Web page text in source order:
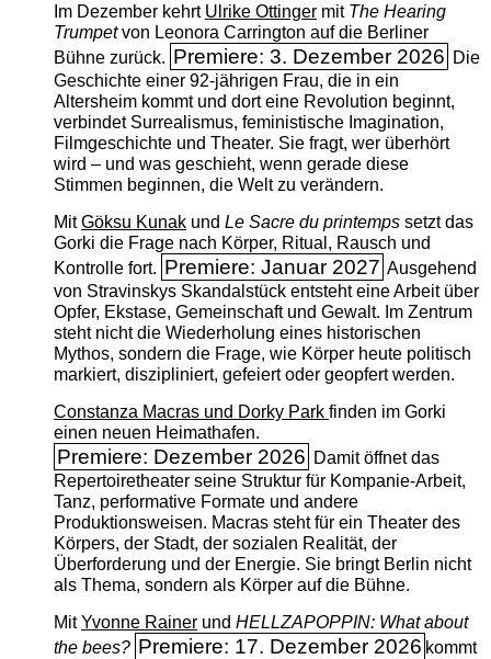
Im Dezember kehrt Ulrike Ottingermit The ­Hearing
Trumpetvon Leonora Carrington auf die Berliner
Bühne zurück. Premiere: 3. Dezember 2026 Die
Geschichte einer 92-jährigen Frau, die in ein
Altersheim kommt und dort eine Revolution beginnt,
verbindet Surrealismus, feministische Imagination,
Filmgeschichte und Theater. Sie fragt, wer überhört
wird – und was geschieht, wenn gerade diese
Stimmen beginnen, die Welt zu verändern.
MitGöksu Kunakund Le Sacre du printempssetzt das
Gorki die Frage nach Körper, Ritual, Rausch und
Kontrolle fort. Premiere: Januar 2027 Ausgehend
von Stravinskys Skandalstück entsteht eine Arbeit über
Opfer, Ekstase, Gemeinschaft und Gewalt. Im Zentrum
steht nicht die Wiederholung eines historischen
Mythos, sondern die Frage, wie Körper heute politisch
markiert, diszipliniert, gefeiert oder geopfert werden.
Constanza Macras und Dorky Park finden im Gorki
einen neuen Heimathafen.
Premiere: Dezember 2026 Damit öffnet das
Repertoiretheater seine Struktur für Kompanie-Arbeit,
Tanz, performative Formate und andere
Produktionsweisen. Macras steht für ein Theater des
Körpers, der Stadt, der sozialen Realität, der
Überforderung und der Energie. Sie bringt Berlin nicht
als Thema, sondern als Körper auf die Bühne.
MitYvonne Rainerund HELLZAPOPPIN: What about
the bees? Premiere: 17. Dezember 2026 kommt